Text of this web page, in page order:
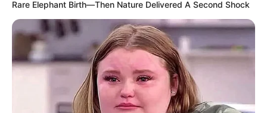
Rare Elephant Birth—Then Nature Delivered A Second Shock